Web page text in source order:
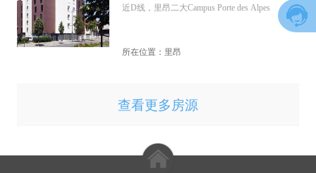
近D线，里昂二大Campus Porte des Alpes
所在位置：里昂
查看更多房源